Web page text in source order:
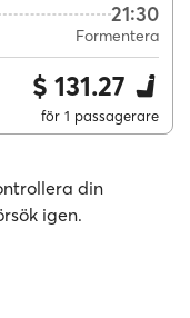
21:30
Formentera
$ 131.27
för 1 passagerare
din
igen.